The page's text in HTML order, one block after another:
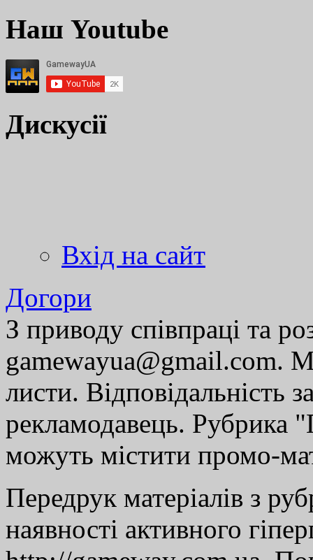
Наш Youtube
Дискусії
Вхід на сайт
Догори
З приводу співпраці та
gamewayua@gmail.com.
листи. Відповідальність
рекламодавець. Рубрика
можуть містити промо-
Передрук матеріалів з
наявності активного